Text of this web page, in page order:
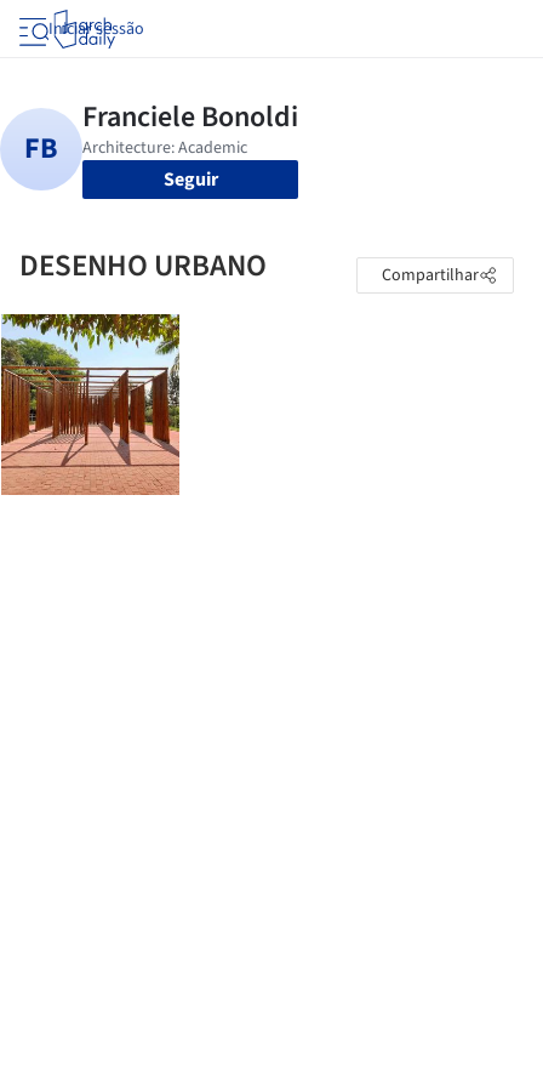
Iniciar sessão
Seguir
DESENHO URBANO Compartilhar